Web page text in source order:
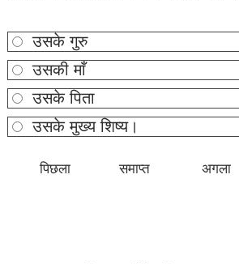
उसके गुरु
उसकी माँ
उसके पिता
उसके मुख्य शिष्य।